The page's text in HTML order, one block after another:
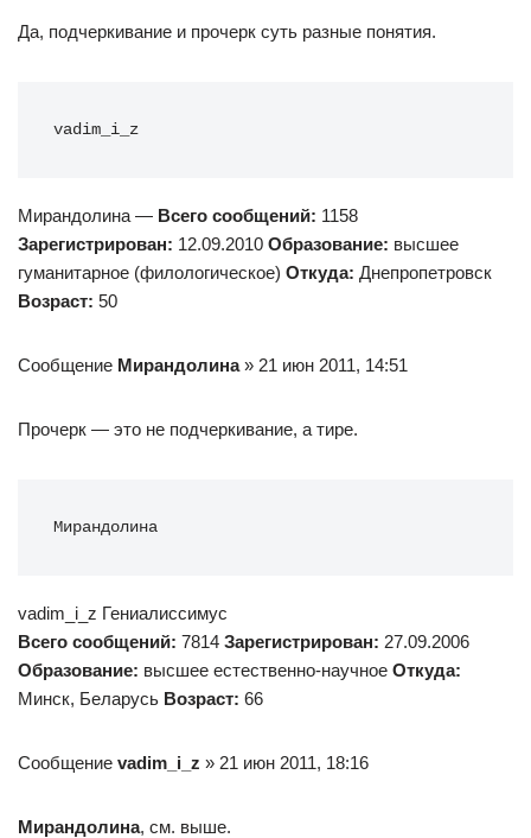
Да, подчеркивание и прочерк суть разные понятия.
vadim_i_z
Мирандолина — Всего сообщений: 1158
Зарегистрирован: 12.09.2010 Образование: высшее
гуманитарное (филологическое) Откуда: Днепропетровск
Возраст: 50
Сообщение Мирандолина» 21 июн 2011, 14:51
Прочерк — это не подчеркивание, а тире.
Мирандолина
vadim_i_z Гениалиссимус
Всего сообщений: 7814 Зарегистрирован: 27.09.2006
Образование: высшее естественно-научное Откуда:
Минск, Беларусь Возраст: 66
Сообщение vadim_i_z » 21 июн 2011, 18:16
Мирандолина, см. выше.